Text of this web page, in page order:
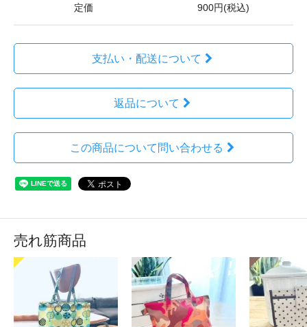
定価 900円(税込)
支払い・配送について
返品について
この商品について問い合わせる
売れ筋商品